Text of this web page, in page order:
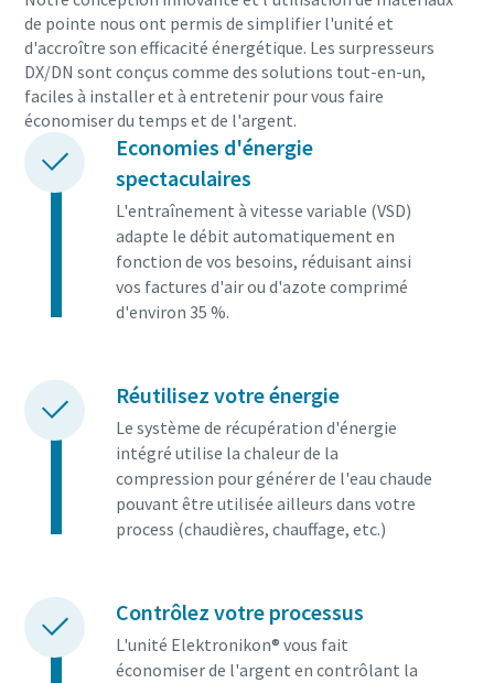
de pointe nous ont permis de simplifier l'unité et
d'accroître son efficacité énergétique. Les surpresseurs
DX/DN sont conçus comme des solutions tout-en-un,
faciles à installer et à entretenir pour vous faire
économiser du temps et de l'argent.
Economies d'énergie
spectaculaires
L'entraînement à vitesse variable (VSD)
adapte le débit automatiquement en
fonction de vos besoins, réduisant ainsi
vos factures d'air ou d'azote comprimé
d'environ 35 %.
Réutilisez votre énergie
Le système de récupération d'énergie
intégré utilise la chaleur de la
compression pour générer de l'eau chaude
pouvant être utilisée ailleurs dans votre
process (chaudières, chauffage, etc.)
Contrôlez votre processus
L'unité Elektronikon® vous fait
économiser de l'argent en contrôlant la